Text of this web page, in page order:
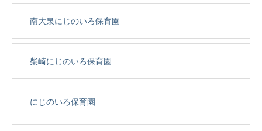
南大泉にじのいろ保育園
柴崎にじのいろ保育園
にじのいろ保育園